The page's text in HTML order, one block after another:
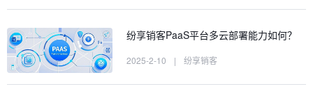
纷享销客PaaS平台多云部署能力如何？
2025-2-10 | 纷享销客